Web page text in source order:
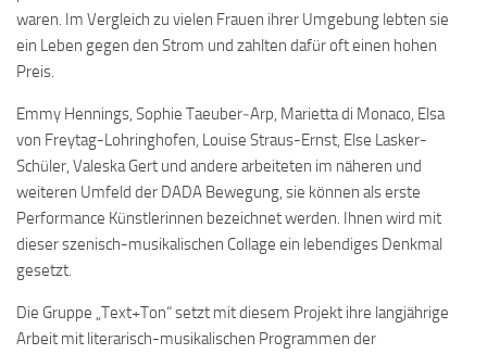
waren. Im Vergleich zu vielen Frauen ihrer Umgebung lebten sie
ein Leben gegen den Strom und zahlten dafür oft einen hohen
Preis.
Emmy Hennings, Sophie Taeuber‐Arp, Marietta di Monaco, Elsa
von Freytag-Lohringhofen, Louise Straus-­Ernst, Else Lasker-
Schüler, Valeska Gert und andere arbeiteten im näheren und
weiteren Umfeld der DADA Bewegung, sie können als erste
Performance Künstlerinnen bezeichnet werden. Ihnen wird mit
dieser szenisch-musikalischen Collage ein lebendiges Denkmal
gesetzt.
Die Gruppe „Text+Ton“ setzt mit diesem Projekt ihre langjährige
Arbeit mit literarisch-musikalischen Programmen der